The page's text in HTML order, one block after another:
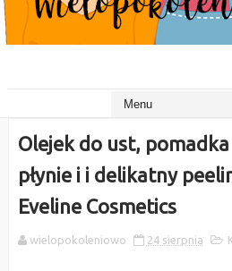
Olejek do ust,
płynie i i delikatny
Eveline Cosmetics
wielopokoleniowo 24 sierpnia